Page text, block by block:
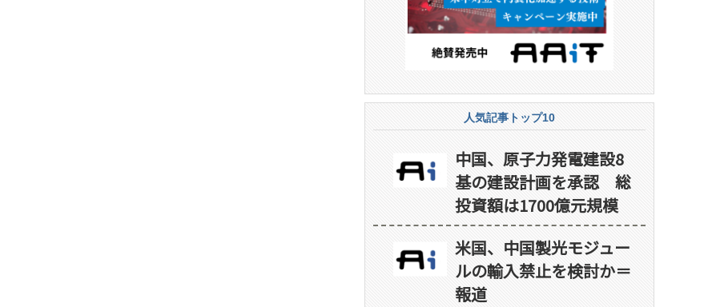
人気記事トップ10
中国、原子力発電建設8
基の建設計画を承認 総
投資額は1700億元規模
米国、中国製光モジュー
ルの輸入禁止を検討か＝
報道